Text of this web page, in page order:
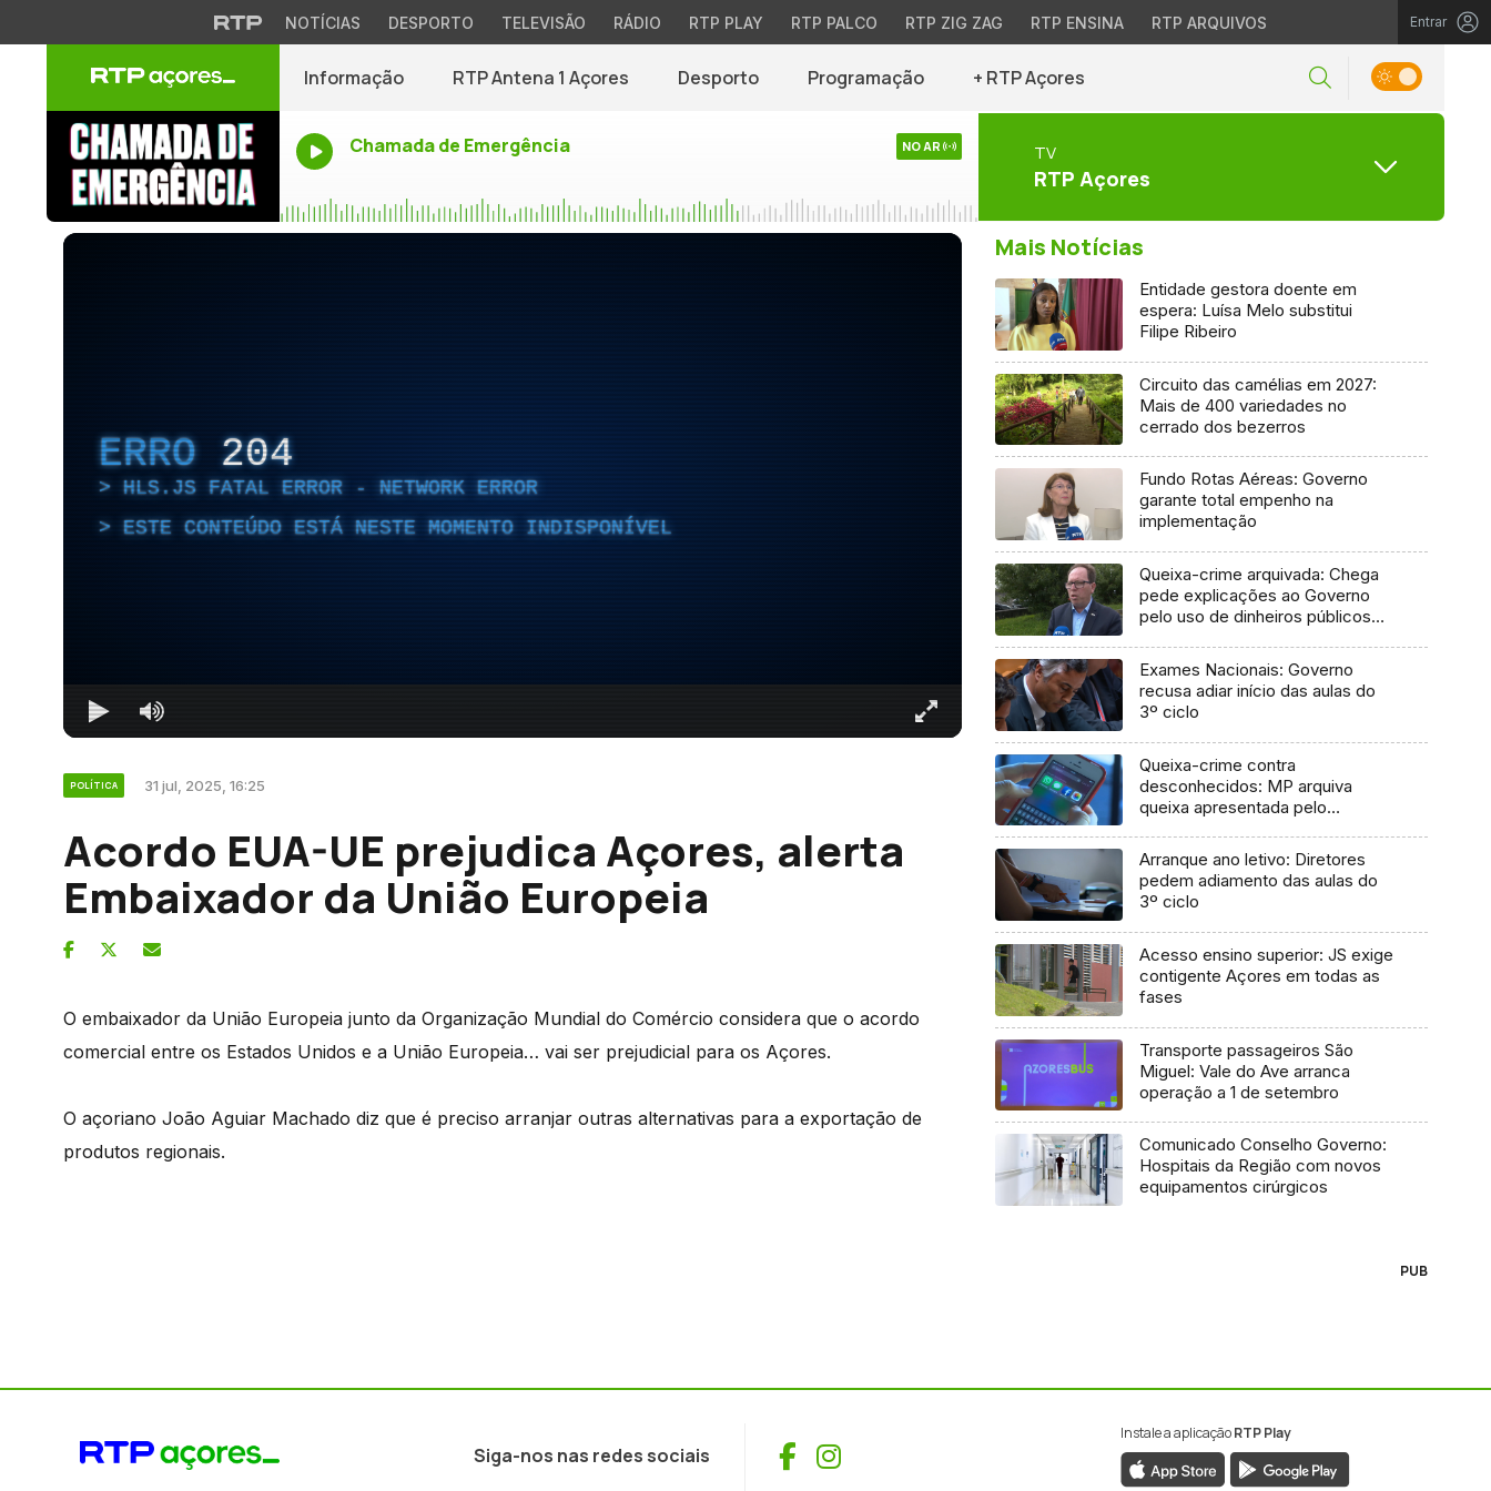
NOTÍCIAS DESPORTO TELEVISÃO RÁDIO RTP PLAY RTP PALCO RTP ZIG ZAG RTP ENSINA RTP ARQUIVOS Entrar
Informação RTP Antena 1 Açores Desporto Programação + RTP Açores
Chamada de Emergência NO AR TV
RTP Açores
ERRO 204
HLS.JS FATAL ERROR - NETWORK ERROR
ESTE CONTEÚDO ESTÁ NESTE MOMENTO INDISPONÍVEL
POLÍTICA 31 jul, 2025, 16:25
Acordo EUA-UE prejudica Açores, alerta
Embaixador da União Europeia
O embaixador da União Europeia junto da Organização Mundial do Comércio considera que o acordo
comercial entre os Estados Unidos e a União Europeia… vai ser prejudicial para os Açores.
O açoriano João Aguiar Machado diz que é preciso arranjar outras alternativas para a exportação de
produtos regionais.
Mais Notícias
Entidade gestora doente em
espera: Luísa Melo substitui
Filipe Ribeiro
Circuito das camélias em 2027:
Mais de 400 variedades no
cerrado dos bezerros
Fundo Rotas Aéreas: Governo
garante total empenho na
implementação
Queixa-crime arquivada: Chega
pede explicações ao Governo
pelo uso de dinheiros públicos
Exames Nacionais: Governo
recusa adiar início das aulas do
3º ciclo
Queixa-crime contra
desconhecidos: MP arquiva
queixa apresentada pelo
Arranque ano letivo: Diretores
pedem adiamento das aulas do
3º ciclo
Acesso ensino superior: JS exige
contigente Açores em todas as
fases
Transporte passageiros São
Miguel: Vale do Ave arranca
operação a 1 de setembro
Comunicado Conselho Governo:
Hospitais da Região com novos
equipamentos cirúrgicos
PUB
Siga-nos nas redes sociais Facebook
Instagram
Instale a aplicaçãoRTP Play